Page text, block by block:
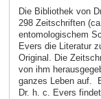
Die Bibliothek von
298 Zeitschriften
entomologischem
Evers die Literatur
Original. Die
von ihm
ganzes Leben auf.
Dr. h. c. Evers